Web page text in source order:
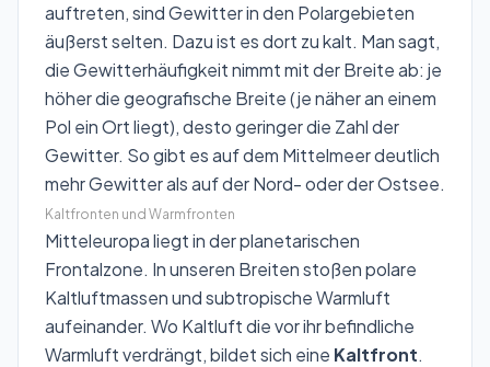
auftreten, sind Gewitter in den Polargebieten
äußerst selten. Dazu ist es dort zu kalt. Man sagt,
die Gewitterhäufigkeit nimmt mit der Breite ab: je
höher die geografische Breite (je näher an einem
Pol ein Ort liegt), desto geringer die Zahl der
Gewitter. So gibt es auf dem Mittelmeer deutlich
mehr Gewitter als auf der Nord- oder der Ostsee.
Kaltfronten und Warmfronten
Mitteleuropa liegt in der planetarischen
Frontalzone. In unseren Breiten stoßen polare
Kaltluftmassen und subtropische Warmluft
aufeinander. Wo Kaltluft die vor ihr befindliche
Warmluft verdrängt, bildet sich eine Kaltfront.